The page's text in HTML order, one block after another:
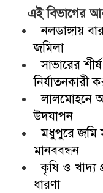
এই বিভাগের
নলডাঙ্গায়
জমিলা
সাভারের
নির্যাতনকারী
লালমোহনে
উদযাপন
মধুপুরে জমি
মানববন্ধন
কৃষি ও খাদ্য
ধারণা